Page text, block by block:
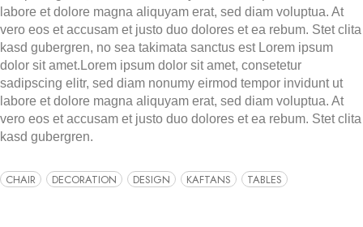
labore et dolore magna aliquyam erat, sed diam voluptua. At
vero eos et accusam et justo duo dolores et ea rebum. Stet clita
kasd gubergren, no sea takimata sanctus est Lorem ipsum
dolor sit amet.Lorem ipsum dolor sit amet, consetetur
sadipscing elitr, sed diam nonumy eirmod tempor invidunt ut
labore et dolore magna aliquyam erat, sed diam voluptua. At
vero eos et accusam et justo duo dolores et ea rebum. Stet clita
kasd gubergren.
CHAIR DECORATION DESIGN KAFTANS TABLES